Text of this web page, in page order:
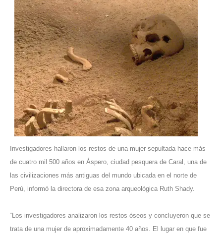
Investigadores hallaron los restos de una mujer sepultada hace más
de cuatro mil 500 años en Áspero, ciudad pesquera de Caral, una de
las civilizaciones más antiguas del mundo ubicada en el norte de
Perú, informó la directora de esa zona arqueológica Ruth Shady.
“Los investigadores analizaron los restos óseos y concluyeron que se
trata de una mujer de aproximadamente 40 años. El lugar en que fue